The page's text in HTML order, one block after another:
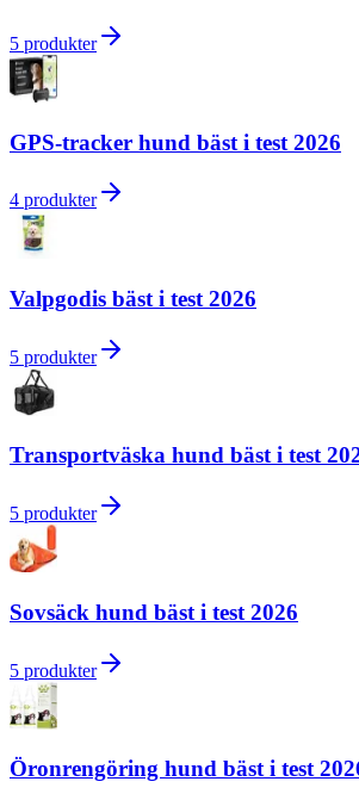
5 produkter
GPS-tracker hund bäst i test 2026
4 produkter
Valpgodis bäst i test 2026
5 produkter
Transportväska hund bäst i test
5 produkter
Sovsäck hund bäst i test 2026
5 produkter
Öronrengöring hund bäst i test